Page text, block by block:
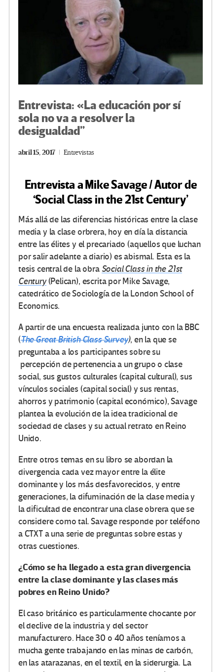
Entrevista: «La educación por sí
sola no va a resolver la
desigualdad”
abril 15, 2017 Entrevistas
Entrevista a Mike Savage / Autor de
‘Social Class in the 21st Century’
Más allá de las diferencias históricas entre la clase
media y la clase orbrera, hoy en día la distancia
entre las élites y el precariado (aquellos que luchan
por salir adelante a diario) es abismal. Esta es la
tesis central de la obra Social Class in the 21st
Century(Pelican), escrita por Mike Savage,
catedrático de Sociología de la London School of
Economics.
A partir de una encuesta realizada junto con la BBC
(The Great British Class Survey), en la que se
preguntaba a los participantes sobre su
percepción de pertenencia a un grupo o clase
social, sus gustos culturales (capital cultural), sus
vínculos sociales (capital social) y sus rentas,
ahorros y patrimonio (capital económico), Savage
plantea la evolución de la idea tradicional de
sociedad de clases y su actual retrato en Reino
Unido.
Entre otros temas en su libro se abordan la
divergencia cada vez mayor entre la élite
dominante y los más desfavorecidos, y entre
generaciones, la difuminación de la clase media y
la dificultad de encontrar una clase obrera que se
considere como tal. Savage responde por teléfono
a CTXT a una serie de preguntas sobre estas y
otras cuestiones.
¿Cómo se ha llegado a esta gran divergencia
entre la clase dominante y las clases más
pobres en Reino Unido?
El caso británico es particularmente chocante por
el declive de la industria y del sector
manufacturero. Hace 30 o 40 años teníamos a
mucha gente trabajando en las minas de carbón,
en las atarazanas, en el textil, en la siderurgia. La